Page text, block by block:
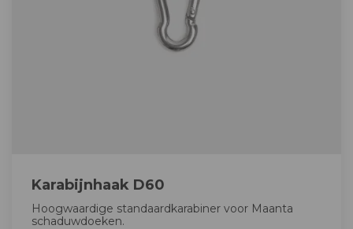
Karabijnhaak D60
Hoogwaardige standaardkarabiner voor Maanta
schaduwdoeken.